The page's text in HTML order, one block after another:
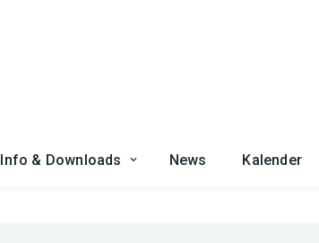
Info & Downloads News Kalender